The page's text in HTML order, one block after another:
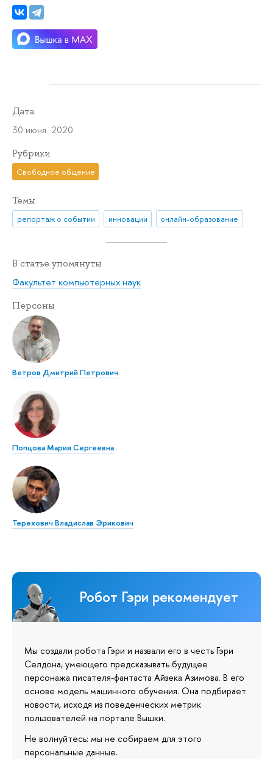
Дата
30 июня 2020
Рубрики
Свободное общение
Темы
репортаж о событии инновации онлайн-образование
В статье упомянуты
Факультет компьютерных наук
Персоны
Ветров Дмитрий Петрович
Попцова Мария Сергеевна
Терехович Владислав Эрикович
Робот Гэри рекомендует
Мы создали робота Гэри и назвали его в честь Гэри
Селдона, умеющего предсказывать будущее
персонажа писателя-фантаста Айзека Азимова. В его
основе модель машинного обучения. Она подбирает
новости, исходя из поведенческих метрик
пользователей на портале Вышки.
Не волнуйтесь: мы не собираем для этого
персональные данные.